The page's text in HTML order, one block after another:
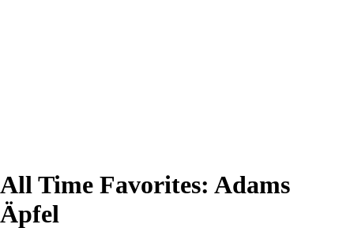
All Time Favorites: Adams
Äpfel